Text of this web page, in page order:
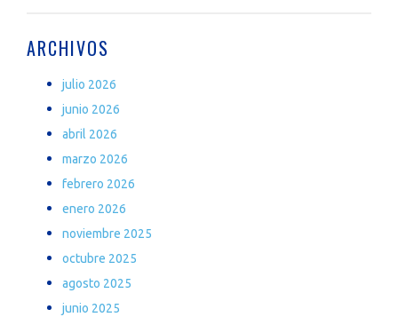
ARCHIVOS
julio 2026
junio 2026
abril 2026
marzo 2026
febrero 2026
enero 2026
noviembre 2025
octubre 2025
agosto 2025
junio 2025